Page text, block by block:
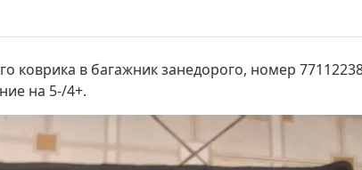
в багажник занедорого, номер
на 5-/4+.